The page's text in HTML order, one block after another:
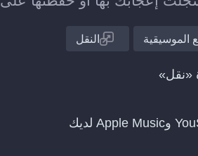
الموسيقية النقل